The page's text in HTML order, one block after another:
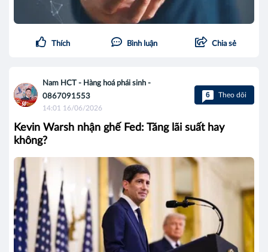
Thích Bình luận Chia sẻ
Nam HCT - Hàng hoá phái sinh -
0867091553
14:01 16/06/2026
6 Theo dõi
Kevin Warsh nhận ghế Fed: Tăng lãi suất hay
không?